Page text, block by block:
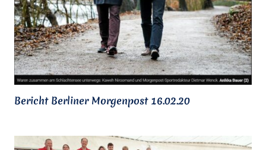
Bericht Berliner Morgenpost 16.02.20